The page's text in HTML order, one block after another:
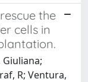
the
cells in
Giuliana;
R; Ventura,